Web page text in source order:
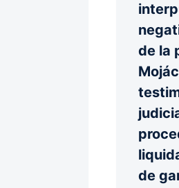
de la
de